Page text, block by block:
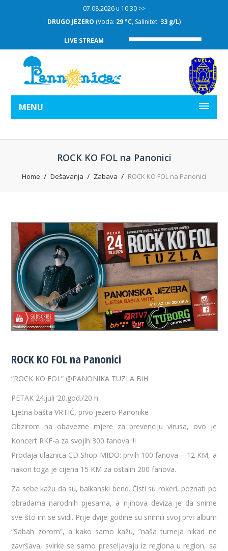
07.08.2026 u 10:30 >>
DRUGO JEZERO (Voda: 29 °C, Salinitet: 33 g/L)
LIVE STREAM
MENU
ROCK KO FOL na Panonici
Home Dešavanja Zabava ROCK KO FOL na Panonici
ROCK KO FOL na Panonici
“ROCK KO FOL” @PANONIKA TUZLA BiH
PETAK 24.juli ‘20.god./20 h.
Ljetna bašta VRTIĆ, prvo jezero Panonike
Obzirom na obavezne mjere za prevenciju virusa, ovo je
Koncert RKF-a za svojih 300 fanova !!!
Prodaja ulaznica CD Shop MIDO: prvih 100 fanova – 12 KM, a
nakon toga je cijena 15 KM za ostalih 200 fanova.
Za sebe kažu da su, balkanski bend. Čisti su rokeri, poznati po
obradama narodnih pjesama, a njihova deviza je da snime
sve što im se svidi. Prije dvije godine su snimili svoj prvi album
“Sabah zorom”, a kako samo kažu, “naša turneja nikad ne
završava, svirke se samo preseljavaju iz regiona u region, sa